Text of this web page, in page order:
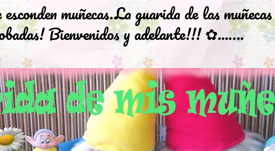
muñecas.La guarida de las
Bienvenidos y adelante!!! ✿...….